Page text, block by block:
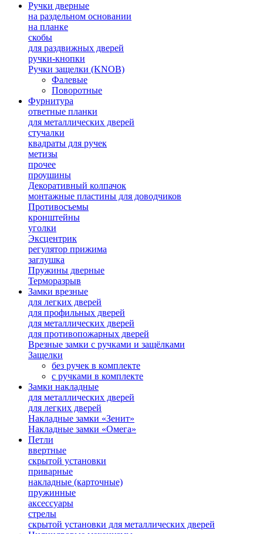
Ручки дверные
на раздельном основании
на планке
скобы
для раздвижных дверей
ручки-кнопки
Ручки защелки (KNOB)
Фалевые
Поворотные
Фурнитура
ответные планки
для металлических дверей
стучалки
квадраты для ручек
метизы
прочее
проушины
Декоративный колпачок
монтажные пластины для доводчиков
Противосъемы
кронштейны
уголки
Эксцентрик
регулятор прижима
заглушка
Пружины дверные
Терморазрыв
Замки врезные
для легких дверей
для профильных дверей
для металлических дверей
для противопожарных дверей
Врезные замки с ручками и защёлками
Защелки
без ручек в комплекте
с ручками в комплекте
Замки накладные
для металлических дверей
для легких дверей
Накладные замки «Зенит»
Накладные замки «Омега»
Петли
ввертные
скрытой установки
приварные
накладные (карточные)
пружинные
аксессуары
стрелы
скрытой установки для металлических дверей